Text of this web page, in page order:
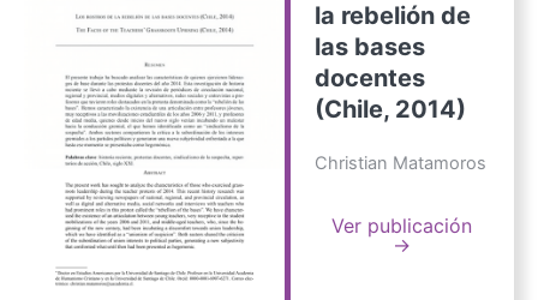
la rebelión de
las bases
docentes
(Chile, 2014)
Christian Matamoros
Ver publicación
→